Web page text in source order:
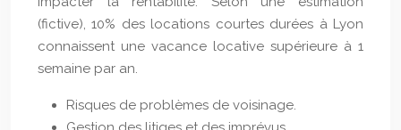
(fictive), 10% des locations courtes durées à Lyon
connaissent une vacance locative supérieure à 1
semaine par an.
Risques de problèmes de voisinage.